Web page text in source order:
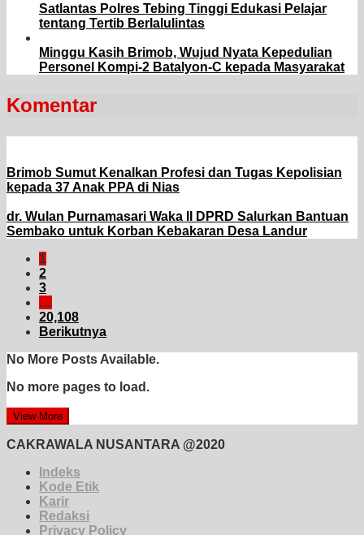
Satlantas Polres Tebing Tinggi Edukasi Pelajar
tentang Tertib Berlalulintas
Minggu Kasih Brimob, Wujud Nyata Kepedulian
Personel Kompi-2 Batalyon-C kepada Masyarakat
Komentar
Brimob Sumut Kenalkan Profesi dan Tugas Kepolisian
kepada 37 Anak PPA di Nias
dr. Wulan Purnamasari Waka II DPRD Salurkan Bantuan
Sembako untuk Korban Kebakaran Desa Landur
1
2
3
…
20,108
Berikutnya
No More Posts Available.
No more pages to load.
View More
CAKRAWALA NUSANTARA @2020
Indeks
Kode Etik
Karir
Redaksi
Privacy Policy